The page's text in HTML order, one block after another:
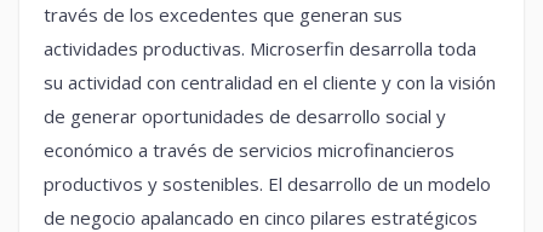
través de los excedentes que generan sus
actividades productivas. Microserfin desarrolla toda
su actividad con centralidad en el cliente y con la visión
de generar oportunidades de desarrollo social y
económico a través de servicios microfinancieros
productivos y sostenibles. El desarrollo de un modelo
de negocio apalancado en cinco pilares estratégicos